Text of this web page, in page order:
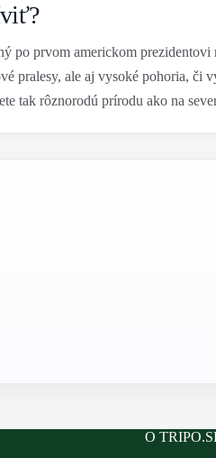
po prvom americkom
pralesy, ale aj vysoké pohoria, či
tak rôznorodú prírodu ako na
O